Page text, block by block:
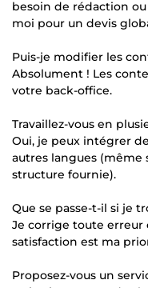
besoin de rédaction
moi pour un devis
Puis-je modifier les
Absolument ! Les
votre back-office.
Travaillez-vous en
Oui, je peux intégrer
autres langues (même
structure fournie).
Que se passe-t-il si je
Je corrige toute
satisfaction est ma
Proposez-vous un